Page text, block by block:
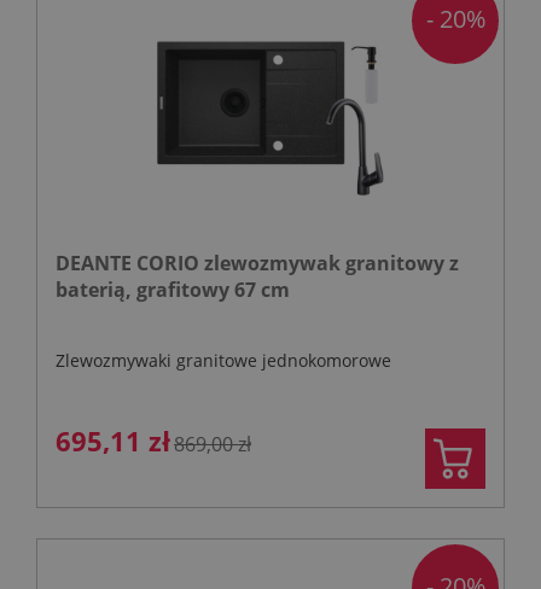
DEANTE CORIO zlewozmywak granitowy z
baterią, grafitowy 67 cm
Zlewozmywaki granitowe jednokomorowe
695,11 zł869,00 zł
- 20%